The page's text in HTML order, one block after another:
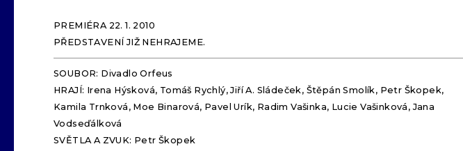
PREMIÉRA 22. 1. 2010
PŘEDSTAVENÍ JIŽ NEHRAJEME.
SOUBOR: Divadlo Orfeus
HRAJÍ: Irena Hýsková, Tomáš Rychlý, Jiří A. Sládeček, Štěpán Smolík, Petr Škopek,
Kamila Trnková, Moe Binarová, Pavel Urík, Radim Vašinka, Lucie Vašinková, Jana
Vodseďálková
SVĚTLA A ZVUK: Petr Škopek